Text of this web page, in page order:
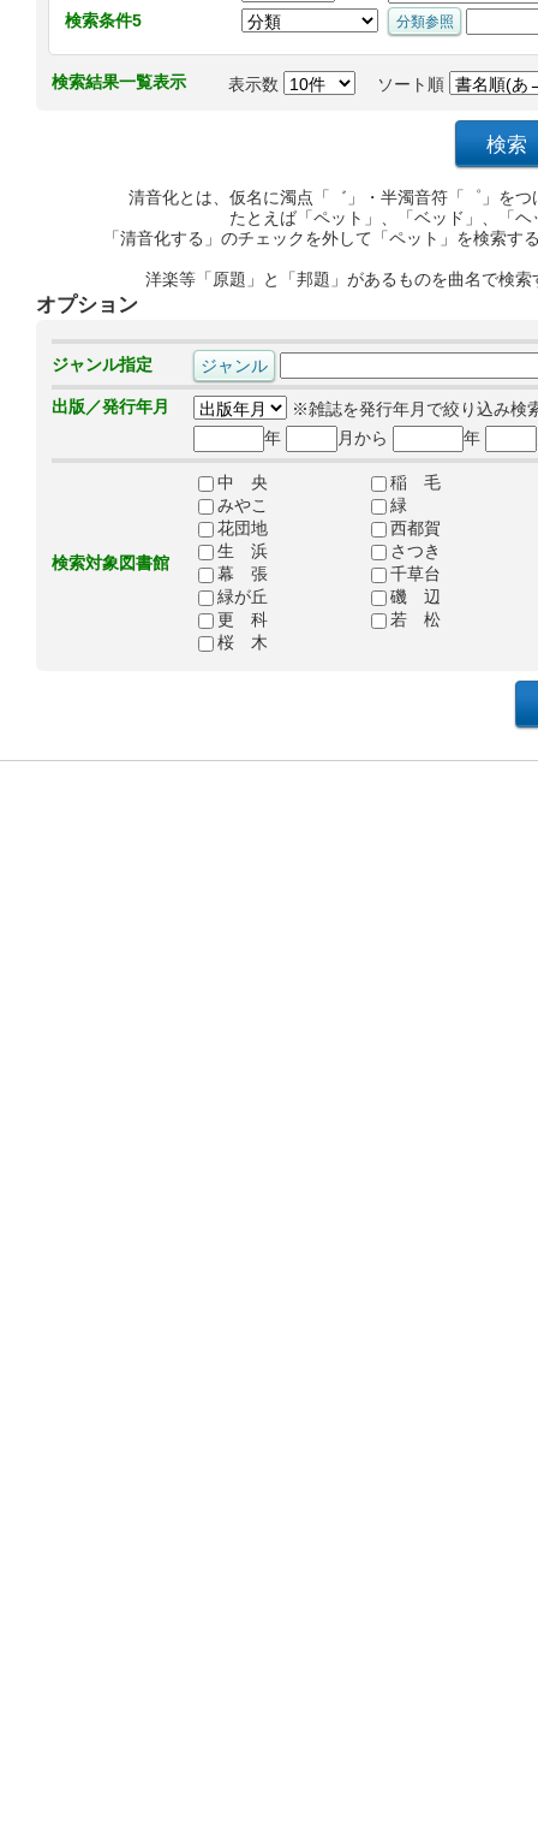
検索条件5
検索結果一覧表示 表示数 ソート順
清音化とは、仮名に濁点「゛」・半濁音符「゜」を
たとえば「ペット」、「ベッド」、「
「清音化する」のチェックを外して「ペット」を検索
洋楽等「原題」と「邦題」があるものを曲名で検
オプション
ジャンル指定
出版／発行年月
※雑誌を発行年月で絞り込み検
年
月から 年
検索対象図書館
中 央
稲 毛
みやこ
緑
花団地
西都賀
生 浜
さつき
幕 張
千草台
緑が丘
磯 辺
更 科
若 松
桜 木